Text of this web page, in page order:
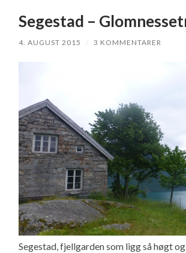
Segestad –
4. AUGUST 2015 / 3 KOMMENTARER
Segestad, fjellgarden som ligg så høgt